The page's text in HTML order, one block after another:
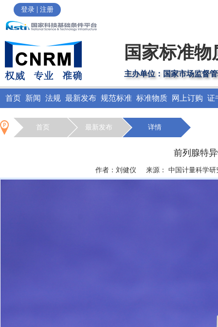
登录 | 注册
国家标准
主办单位：国家市场监督
首页 新闻 法规 最新发布 规范标准 标准物质 网上订购 证
首页 最新发布 详情
前列腺特
作者：刘健仪 来源： 中国计量科学